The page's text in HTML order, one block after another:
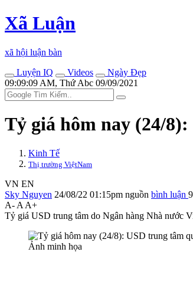
Xã Luận
xã hội luận bàn
Luyện IQ
Videos
Ngày Đẹp
09:09:09 AM, Thứ Abc 09/09/2021
Tỷ giá hôm nay (24/
Kinh Tế
Thị trường ViệtNam
VN EN
Sky Nguyen 24/08/22 01:15pm nguồn bình luận
A- A A+
Tỷ giá USD trung tâm do Ngân hàng Nhà nước
Ảnh minh họa